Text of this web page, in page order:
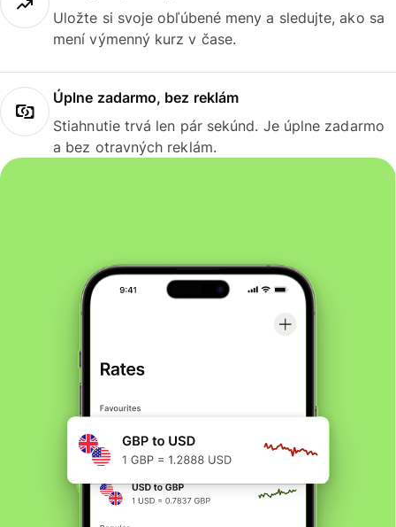
Uložte si svoje obľúbené meny a sledujte, ako sa
mení výmenný kurz v čase.
Úplne zadarmo, bez reklám
Stiahnutie trvá len pár sekúnd. Je úplne zadarmo
a bez otravných reklám.